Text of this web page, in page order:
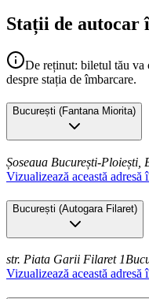
Stații de autocar
De reținut: biletul tău va
despre stația de îmbarcare.
București (Fantana Miorita)
Șoseaua București-Ploiești,
Vizualizează această
București (Autogara Filaret)
str. Piata Garii Filaret 1
Vizualizează această